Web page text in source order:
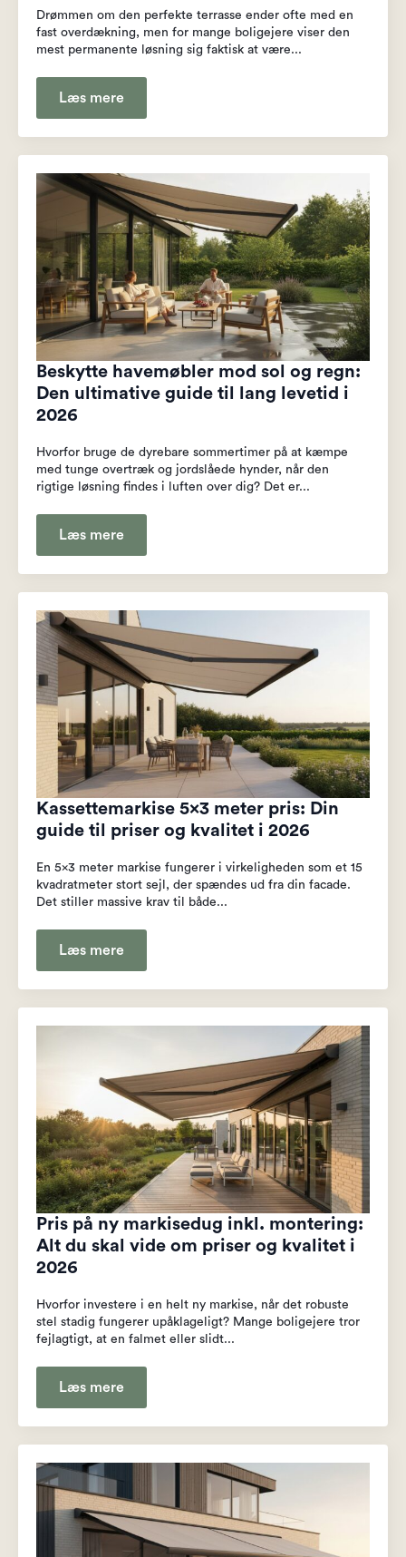
Drømmen om den perfekte terrasse ender ofte med en
fast overdækning, men for mange boligejere viser den
mest permanente løsning sig faktisk at være...
Læs mere
Beskytte havemøbler mod sol og regn:
Den ultimative guide til lang levetid i
2026
Hvorfor bruge de dyrebare sommertimer på at kæmpe
med tunge overtræk og jordslåede hynder, når den
rigtige løsning findes i luften over dig? Det er...
Læs mere
Kassettemarkise 5×3 meter pris: Din
guide til priser og kvalitet i 2026
En 5x3 meter markise fungerer i virkeligheden som et 15
kvadratmeter stort sejl, der spændes ud fra din facade.
Det stiller massive krav til både...
Læs mere
Pris på ny markisedug inkl. montering:
Alt du skal vide om priser og kvalitet i
2026
Hvorfor investere i en helt ny markise, når det robuste
stel stadig fungerer upåklageligt? Mange boligejere tror
fejlagtigt, at en falmet eller slidt...
Læs mere